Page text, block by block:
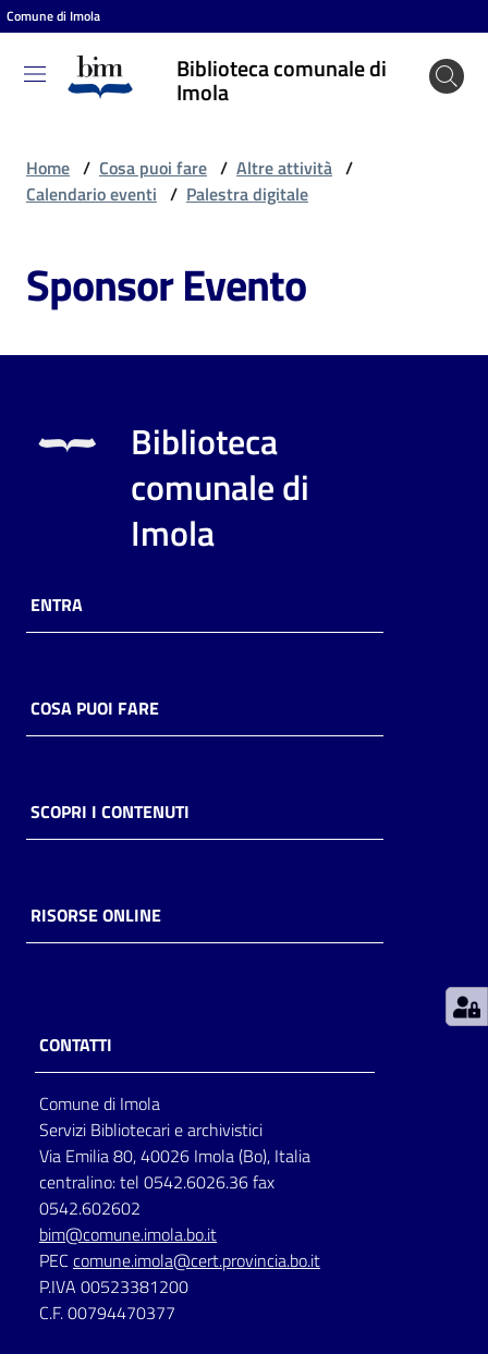
Vai al contenuto
Vai alla navigazione
Vai al footer
Comune di Imola
Biblioteca comunale di
Imola
Biblioteca
comunale
puoi
Risorse
online
Casa
Piani
storico
per
lettura
Seguici
su
Home / Cosa puoi fare / Altre attività /
Calendario eventi / Palestra digitale
Sponsor Evento
Biblioteca
comunale di
Imola
ENTRA
COSA PUOI FARE
SCOPRI I CONTENUTI
RISORSE ONLINE
CONTATTI
Comune di Imola
Servizi Bibliotecari e archivistici
Via Emilia 80, 40026 Imola (Bo), Italia
centralino: tel 0542.6026.36 fax
0542.602602
bim@comune.imola.bo.it
PEC comune.imola@cert.provincia.bo.it
P.IVA 00523381200
C.F. 00794470377